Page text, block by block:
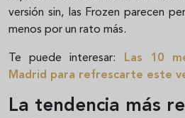
versión sin, las Frozen parecen
menos por un rato más.
Te puede interesar:
Las 10
Madrid para refrescarte este
La tendencia más